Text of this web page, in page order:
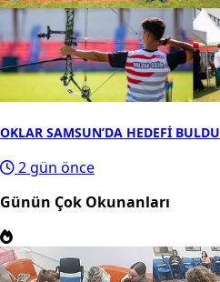
OKLAR SAMSUN’DA HEDEFİ BULDU
2 gün önce
Günün Çok Okunanları